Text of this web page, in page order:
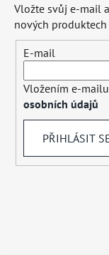
Vložte svůj e-mail
nových
E-mail
Vložením e-
osobních údajů
PŘIHLÁSIT